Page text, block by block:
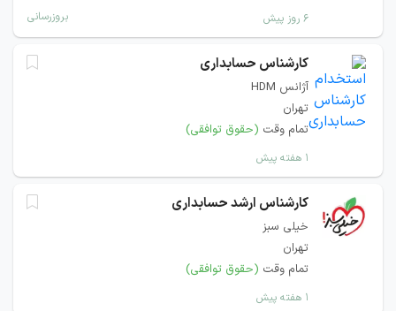
۶ روز پیش بروزرسانی
کارشناس حسابداری
آژانس HDM
تهران
تمام وقت (حقوق توافقی)
۱ هفته پیش
کارشناس ارشد حسابداری
خیلی سبز
تهران
تمام وقت (حقوق توافقی)
۱ هفته پیش